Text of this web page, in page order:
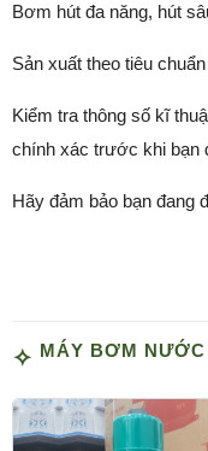
Bơm hút đa năng, hút
Sản xuất theo tiêu
Kiểm tra thông số kĩ
chính xác trước khi bạn
Hãy đảm bảo bạn đang
MÁY BƠM